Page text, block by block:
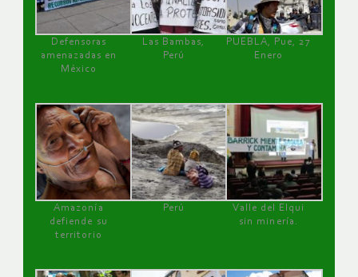
Defensoras
amenazadas en
México
Las Bambas,
Perú
PUEBLA, Pue, 27
Enero
Amazonía
defiende su
territorio
Perú
Valle del Elqui
sin minería.